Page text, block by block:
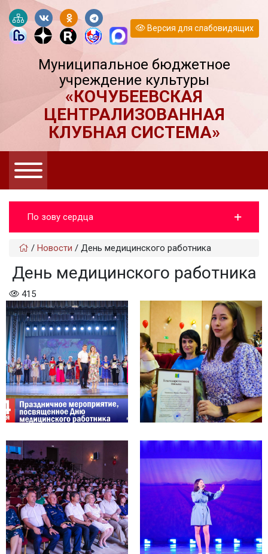
Версия для слабовидящих
Муниципальное бюджетное
учреждение культуры
«КОЧУБЕЕВСКАЯ
ЦЕНТРАЛИЗОВАННАЯ
КЛУБНАЯ СИСТЕМА»
По зову сердца
/ Новости / День медицинского работника
День медицинского работника
415